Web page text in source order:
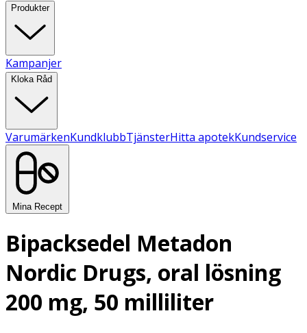
Produkter
Kampanjer
Kloka Råd
VarumärkenKundklubbTjänsterHitta apotekKundservice
Mina Recept
Bipacksedel Metadon
Nordic Drugs, oral lösning
200 mg, 50 milliliter